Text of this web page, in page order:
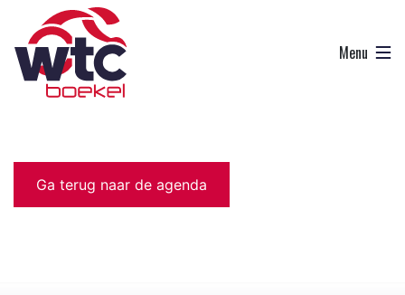
Ga terug naar de agenda